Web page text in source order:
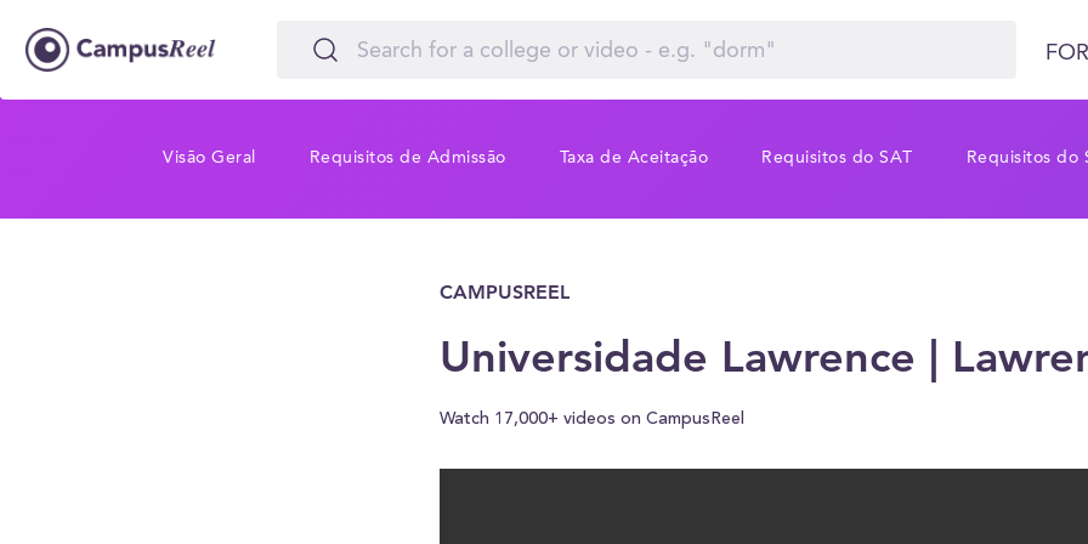
Visão Geral Requisitos de Admissão Taxa de Aceitação Requisitos do SAT Requisitos do
CAMPUSREEL
Universidade Lawrence |
Watch 17,000+ videos on CampusReel